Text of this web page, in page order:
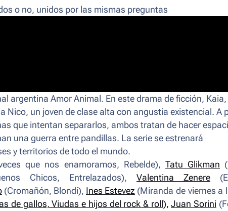
o no, unidos por las mismas preguntas
argentina Amor Animal. En este drama de ficción,
Nico, un joven de clase alta con angustia existencial. A
que intentan separarlos, ambos tratan de hacer
una guerra entre pandillas. La serie se estrenará
y territorios de todo el mundo.
que nos enamoramos, Rebelde), Tatu Glikman
Chicos, Entrelazados), Valentina Zenere (
(Cromañón, Blondi), Ines Estevez (Miranda de viernes a
de gallos, Viudas e hijos del rock & roll), Juan Sorini (